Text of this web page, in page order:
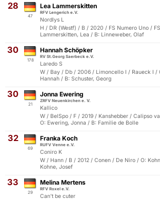
28
47
Lea Lammerskitten
RFV Lengerich e.V.
Nordlys L
H / DR (Westf) / B / 2020 / FS Numero Uno /
Lammerskitten, Lea / B: Linneweber, Olaf
30
178
Hannah Schöpker
RV St.Georg Saerbeck e.V.
Laredo S
W / Bay / Db / 2006 / Limoncello I / Raueck I /
Hannah / B: Schuster, Georg
30
21
Jonna Ewering
ZRFV Neuenkirchen e. V.
Kallico
W / BelSpo / F / 2019 / Kanshebber / Calipso
O: Ewering, Jonna / B: Familie de Bolle
32
69
Franka Koch
RUFV Venne e.V.
Coniro K
W / Hann / B / 2012 / Conen / De Niro / O:
Kohne, Josef
33
29
Melina Mertens
RFV Roxel e.V.
Can't be cuter